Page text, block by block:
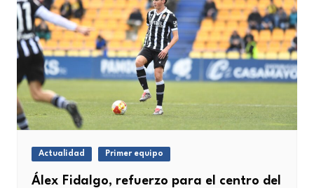
Actualidad Primer equipo
Álex Fidalgo, refuerzo para el centro del